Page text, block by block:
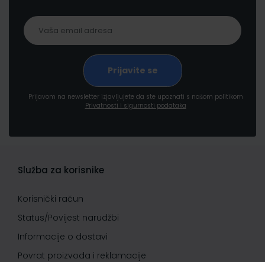
Prijavom na newsletter izjavljujete da ste upoznati s našom politikom
Privatnosti i sigurnosti podataka
Služba za korisnike
Korisnički račun
Status/Povijest narudžbi
Informacije o dostavi
Povrat proizvoda i reklamacije